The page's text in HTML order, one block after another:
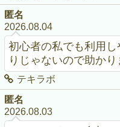
匿名
2026.08.04
初心者の私でも利用
りじゃないので助か
テキラボ
匿名
2026.08.03